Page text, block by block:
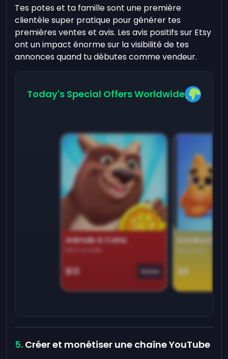
Tes potes et ta famille sont une première
clientèle super pratique pour générer tes
premières ventes et avis. Les avis positifs sur Etsy
ont un impact énorme sur la visibilité de tes
annonces quand tu débutes comme vendeur.
Today's Special Offers Worldwide
Animals & Coins
$13 Game
Domino
$9
Créer et monétiser une chaîne YouTube